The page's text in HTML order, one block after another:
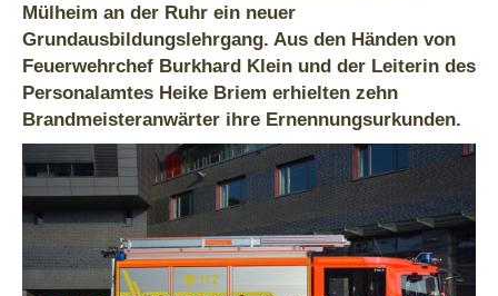
Mülheim an der Ruhr ein neuer
Grundausbildungslehrgang. Aus den Händen von
Feuerwehrchef Burkhard Klein und der Leiterin des
Personalamtes Heike Briem erhielten zehn
Brandmeisteranwärter ihre Ernennungsurkunden.